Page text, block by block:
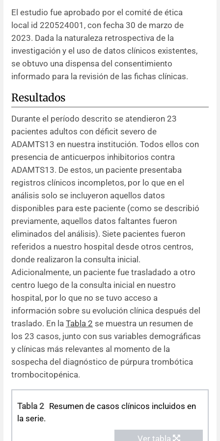
El estudio fue aprobado por el comité de ética
local id 220524001, con fecha 30 de marzo de
2023. Dada la naturaleza retrospectiva de la
investigación y el uso de datos clínicos existentes,
se obtuvo una dispensa del consentimiento
informado para la revisión de las fichas clínicas.
Resultados
Durante el período descrito se atendieron 23
pacientes adultos con déficit severo de
ADAMTS13 en nuestra institución. Todos ellos con
presencia de anticuerpos inhibitorios contra
ADAMTS13. De estos, un paciente presentaba
registros clínicos incompletos, por lo que en el
análisis solo se incluyeron aquellos datos
disponibles para este paciente (como se describió
previamente, aquellos datos faltantes fueron
eliminados del análisis). Siete pacientes fueron
referidos a nuestro hospital desde otros centros,
donde realizaron la consulta inicial.
Adicionalmente, un paciente fue trasladado a otro
centro luego de la consulta inicial en nuestro
hospital, por lo que no se tuvo acceso a
información sobre su evolución clínica después del
traslado. En la Tabla 2 se muestra un resumen de
los 23 casos, junto con sus variables demográficas
y clínicas más relevantes al momento de la
sospecha del diagnóstico de púrpura trombótica
trombocitopénica.
Tabla 2 Resumen de casos clínicos incluidos en
la serie.
Ver tabla